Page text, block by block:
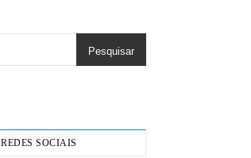
Pesquisar
REDES SOCIAIS